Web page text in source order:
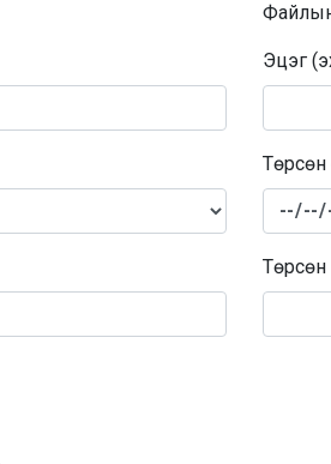
Эцэг
Төрсөн
Төрсөн